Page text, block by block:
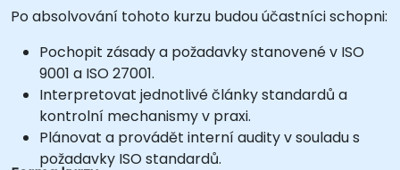
Po absolvování tohoto kurzu budou účastníci schopni:
Pochopit zásady a požadavky stanovené v ISO
9001 a ISO 27001.
Interpretovat jednotlivé články standardů a
kontrolní mechanismy v praxi.
Plánovat a provádět interní audity v souladu s
požadavky ISO standardů.